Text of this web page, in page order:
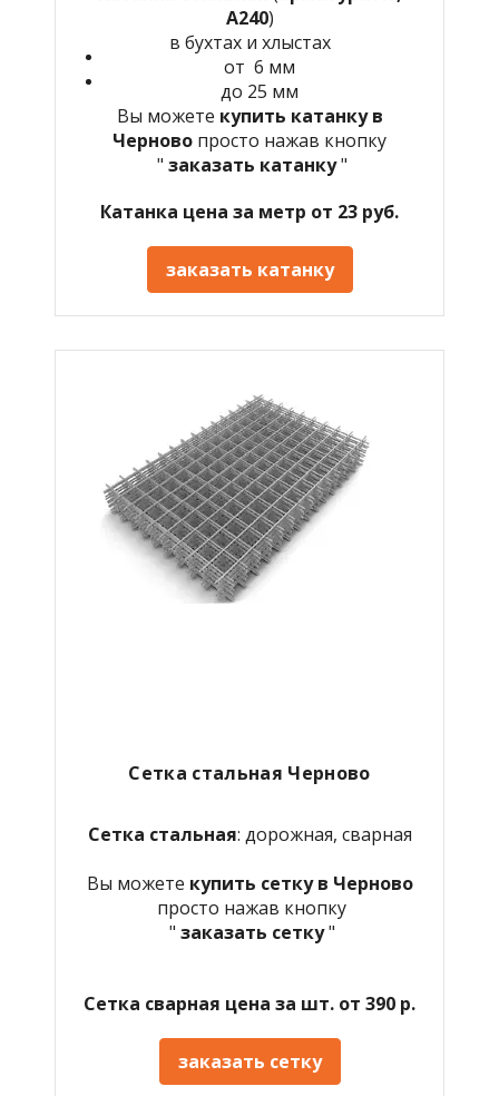
А240)
в бухтах и хлыстах
от 6 мм
до 25 мм
Вы можете купить катанку в
Черново просто нажав кнопку
" заказать катанку"
Катанка цена за метр от 23 руб.
заказать катанку
Сетка стальная Черново
Сетка стальная: дорожная, сварная
Вы можете купить сетку в Черново
просто нажав кнопку
" заказать сетку"
Сетка сварная цена за шт. от 390 р.
заказать сетку